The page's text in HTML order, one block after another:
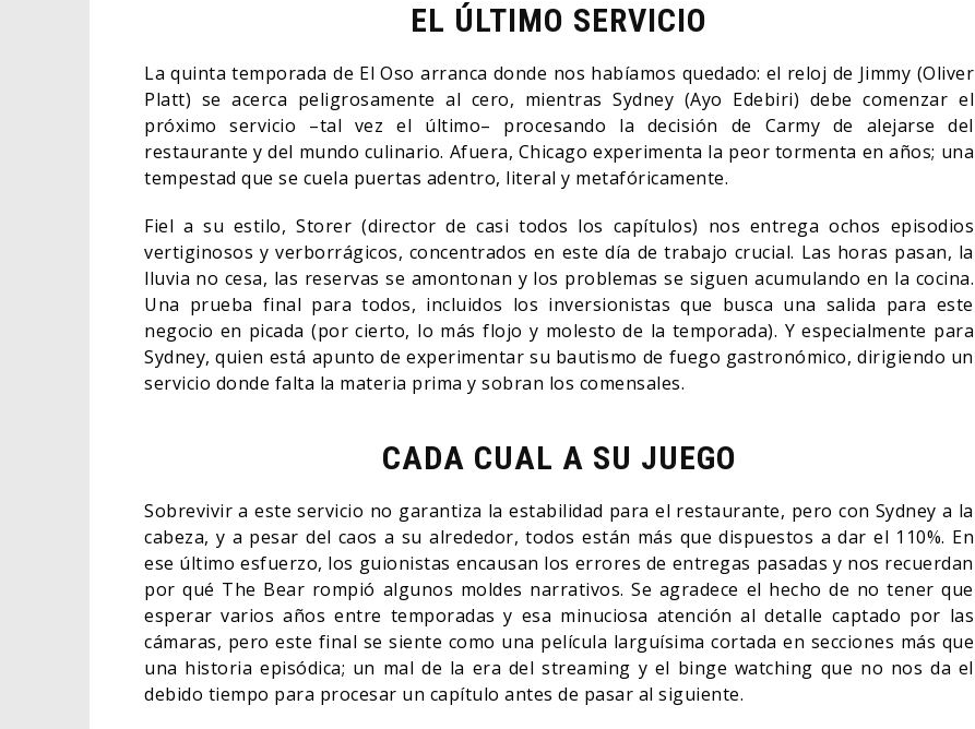
EL ÚLTIMO SERVICIO
La quinta temporada de El Oso arranca donde nos habíamos quedado: el reloj de Jimmy (Oliver
Platt) se acerca peligrosamente al cero, mientras Sydney (Ayo Edebiri) debe comenzar el
próximo servicio –tal vez el último– procesando la decisión de Carmy de alejarse del
restaurante y del mundo culinario. Afuera, Chicago experimenta la peor tormenta en años; una
tempestad que se cuela puertas adentro, literal y metafóricamente.
Fiel a su estilo, Storer (director de casi todos los capítulos) nos entrega ochos episodios
vertiginosos y verborrágicos, concentrados en este día de trabajo crucial. Las horas pasan, la
lluvia no cesa, las reservas se amontonan y los problemas se siguen acumulando en la cocina.
Una prueba final para todos, incluidos los inversionistas que busca una salida para este
negocio en picada (por cierto, lo más flojo y molesto de la temporada). Y especialmente para
Sydney, quien está apunto de experimentar su bautismo de fuego gastronómico, dirigiendo un
servicio donde falta la materia prima y sobran los comensales.
CADA CUAL A SU JUEGO
Sobrevivir a este servicio no garantiza la estabilidad para el restaurante, pero con Sydney a la
cabeza, y a pesar del caos a su alrededor, todos están más que dispuestos a dar el 110%. En
ese último esfuerzo, los guionistas encausan los errores de entregas pasadas y nos recuerdan
por qué The Bear rompió algunos moldes narrativos. Se agradece el hecho de no tener que
esperar varios años entre temporadas y esa minuciosa atención al detalle captado por las
cámaras, pero este final se siente como una película larguísima cortada en secciones más que
una historia episódica; un mal de la era del streaming y el binge watching que no nos da el
debido tiempo para procesar un capítulo antes de pasar al siguiente.